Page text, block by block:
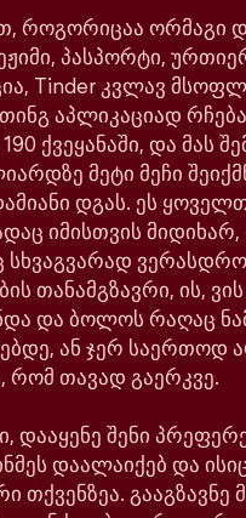
როგორიცაა ორმაგი
პასპორტი,
Tinder კვლავ
აპლიკაციად
ქვეყანაში, და მას
მეტი მეჩი
დგას. ეს
იმისთვის
სხვაგვარად
თანამგზავრი, ის,
და ბოლოს რაღაც
ან ჯერ საერთოდ
რომ თავად გაერკვე.
დააყენე შენი
დაალაიქებ და
თქვენზეა. გააგზავნე